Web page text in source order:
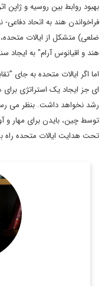
بهبود روابط بین روسیه و ژاپن
فراخواندن هند به اتحاد
ضلعی) متشکل از ایالات
هند و اقیانوس آرام" به ایجاد
اما اگر ایالات متحده به جای
ای جز ایجاد یک استراتژی
رشد نخواهد داشت. بنظر می
توسط چین، بایدن برای مهار و
تحت هدایت ایالات متحده راه